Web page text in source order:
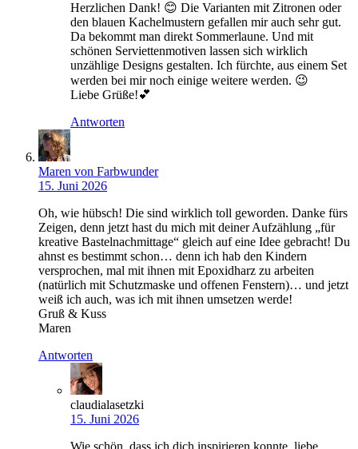
Herzlichen Dank! 😊 Die Varianten mit Zitronen oder
den blauen Kachelmustern gefallen mir auch sehr gut.
Da bekommt man direkt Sommerlaune. Und mit
schönen Serviettenmotiven lassen sich wirklich
unzählige Designs gestalten. Ich fürchte, aus einem Set
werden bei mir noch einige weitere werden. 😉
Liebe Grüße!💕
Antworten
Maren von Farbwunder
15. Juni 2026
Oh, wie hübsch! Die sind wirklich toll geworden. Danke fürs
Zeigen, denn jetzt hast du mich mit deiner Aufzählung „für
kreative Bastelnachmittage“ gleich auf eine Idee gebracht! Du
ahnst es bestimmt schon… denn ich hab den Kindern
versprochen, mal mit ihnen mit Epoxidharz zu arbeiten
(natürlich mit Schutzmaske und offenen Fenstern)… und jetzt
weiß ich auch, was ich mit ihnen umsetzen werde!
Gruß & Kuss
Maren
Antworten
claudialasetzki
15. Juni 2026